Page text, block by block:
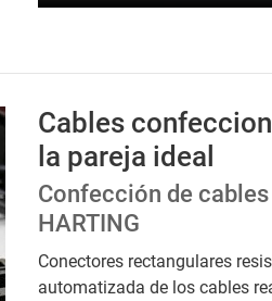
Cables
la pareja ideal
Confección de
HARTING
Conectores rectangulares
automatizada de los cables